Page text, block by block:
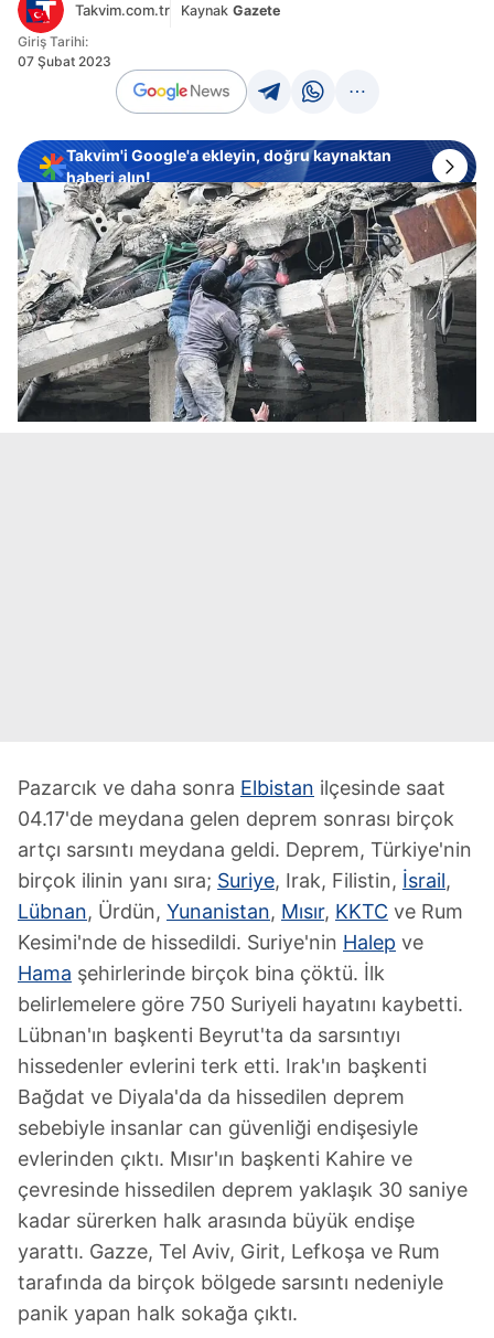
Takvim.com.tr Kaynak Gazete
Giriş Tarihi:
07 Şubat 2023
Takvim'i Google'a ekleyin, doğru kaynaktan
haberi alın!
Pazarcık ve daha sonra Elbistan ilçesinde saat
04.17'de meydana gelen deprem sonrası birçok
artçı sarsıntı meydana geldi. Deprem, Türkiye'nin
birçok ilinin yanı sıra; Suriye, Irak, Filistin, İsrail,
Lübnan, Ürdün, Yunanistan, Mısır, KKTC ve Rum
Kesimi'nde de hissedildi. Suriye'nin Halep ve
Hama şehirlerinde birçok bina çöktü. İlk
belirlemelere göre 750 Suriyeli hayatını kaybetti.
Lübnan'ın başkenti Beyrut'ta da sarsıntıyı
hissedenler evlerini terk etti. Irak'ın başkenti
Bağdat ve Diyala'da da hissedilen deprem
sebebiyle insanlar can güvenliği endişesiyle
evlerinden çıktı. Mısır'ın başkenti Kahire ve
çevresinde hissedilen deprem yaklaşık 30 saniye
kadar sürerken halk arasında büyük endişe
yarattı. Gazze, Tel Aviv, Girit, Lefkoşa ve Rum
tarafında da birçok bölgede sarsıntı nedeniyle
panik yapan halk sokağa çıktı.